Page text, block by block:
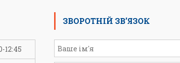
12:45
ЗВОРОТНІЙ ЗВ’ЯЗОК